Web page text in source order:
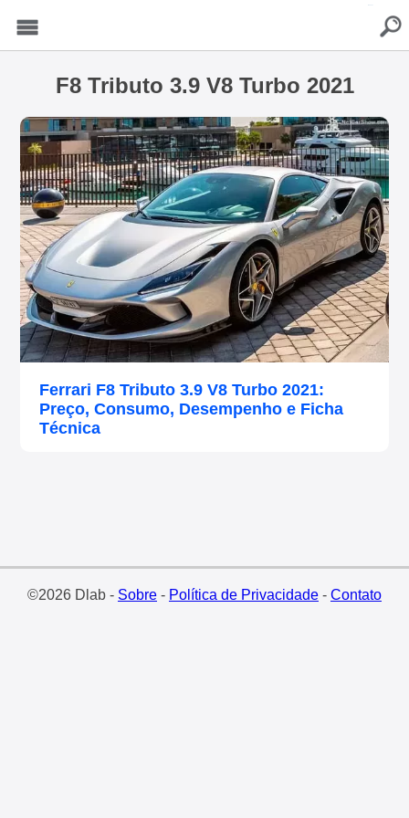
F8 Tributo 3.9 V8 Turbo 2021
Ferrari F8 Tributo 3.9 V8 Turbo 2021:
Preço, Consumo, Desempenho e Ficha
Técnica
©2026 Dlab - Sobre- Política de Privacidade- Contato